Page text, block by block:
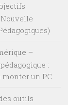
Nouvelle
–
:
monter un PC
outils